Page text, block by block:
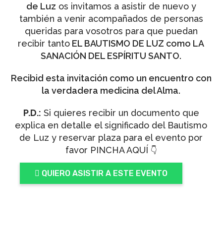
de Luz os invitamos a asistir de nuevo y
también a venir acompañados de personas
queridas para vosotros para que puedan
recibir tanto EL BAUTISMO DE LUZ como LA
SANACIÓN DEL ESPÍRITU SANTO.
Recibid esta invitación como un encuentro con
la verdadera medicina del Alma.
P.D.: Si quieres recibir un documento que
explica en detalle el significado del Bautismo
de Luz y reservar plaza para el evento por
favor PINCHA AQUÍ 👇
QUIERO ASISTIR A ESTE EVENTO